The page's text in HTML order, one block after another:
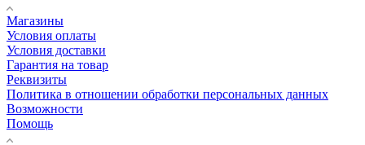
Магазины
Условия оплаты
Условия доставки
Гарантия на товар
Реквизиты
Политика в отношении обработки персональных данных
Возможности
Помощь